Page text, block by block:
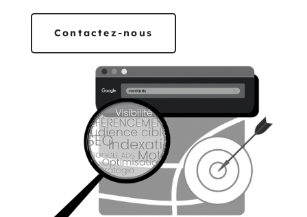
Contactez-nous